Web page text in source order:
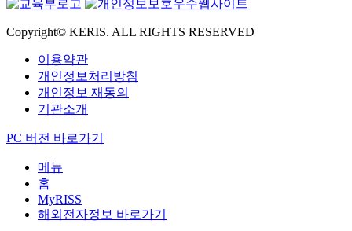
Copyright© KERIS. ALL RIGHTS RESERVED
이용약관
개인정보처리방침
개인정보 재동의
기관소개
PC 버전 바로가기
메뉴
홈
MyRISS
해외전자정보 바로가기